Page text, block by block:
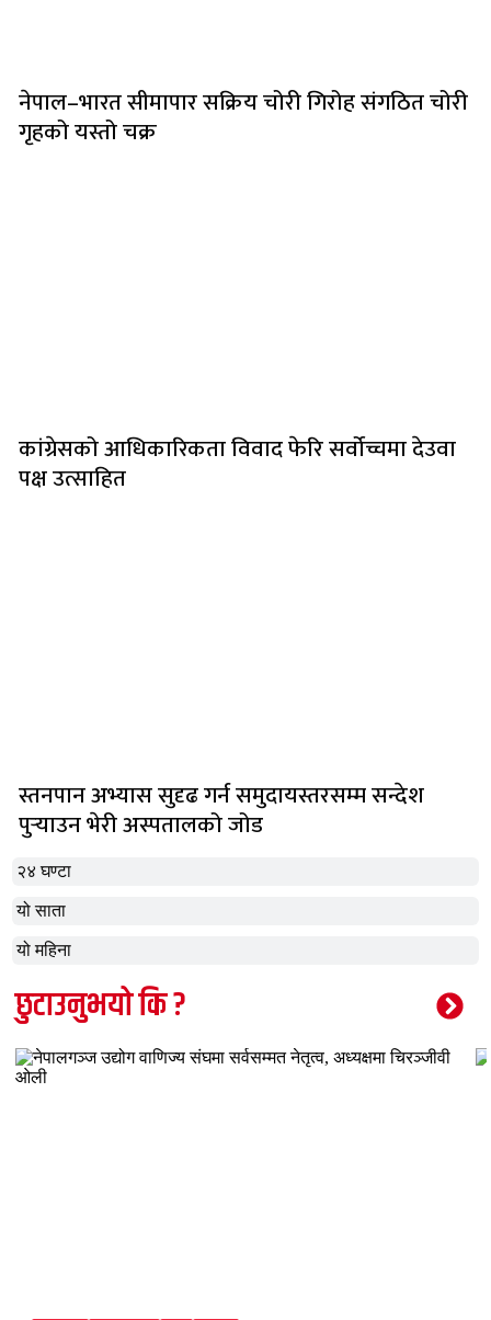
२४ घण्टा
यो साता
यो महिना
नेपाल–भारत सीमापार सक्रिय चोरी गिरोह संगठित चोरी
गृहको यस्तो चक्र
कांग्रेसको आधिकारिकता विवाद फेरि सर्वोच्चमा देउवा
पक्ष उत्साहित
स्तनपान अभ्यास सुदृढ गर्न समुदायस्तरसम्म सन्देश
पुर्‍याउन भेरी अस्पतालको जोड
छुटाउनुभयो कि ?